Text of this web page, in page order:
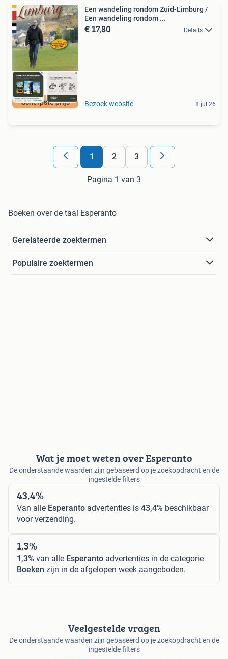
Scherpste prijs
Een wandeling rondom Zuid-Limburg /
Een wandeling rondom ...
€ 17,80 Details
Bezoek website 8 jul 26
1 2 3
Pagina 1 van 3
Boeken over de taal Esperanto
Gerelateerde zoektermen
Populaire zoektermen
Wat je moet weten over Esperanto
De onderstaande waarden zijn gebaseerd op je zoekopdracht en de
ingestelde filters
43,4%
Van alle Esperanto advertenties is 43,4% beschikbaar
voor verzending.
1,3%
1,3% van alle Esperanto advertenties in de categorie
Boeken zijn in de afgelopen week aangeboden.
Veelgestelde vragen
De onderstaande waarden zijn gebaseerd op je zoekopdracht en de
ingestelde filters